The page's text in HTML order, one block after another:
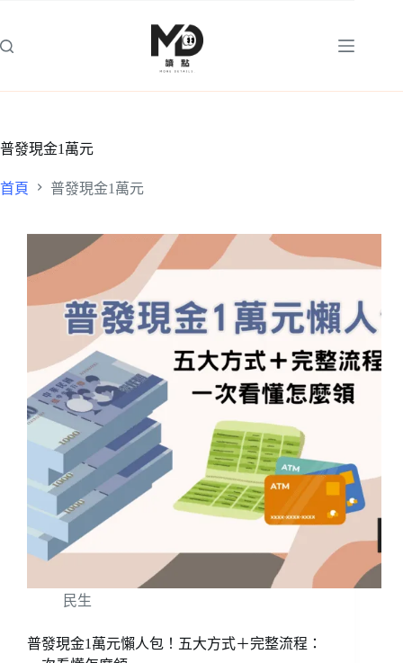
主
普發現金1萬元
首頁 普發現金1萬元
民生
普發現金1萬元懶人包！五大方式＋完整流程：